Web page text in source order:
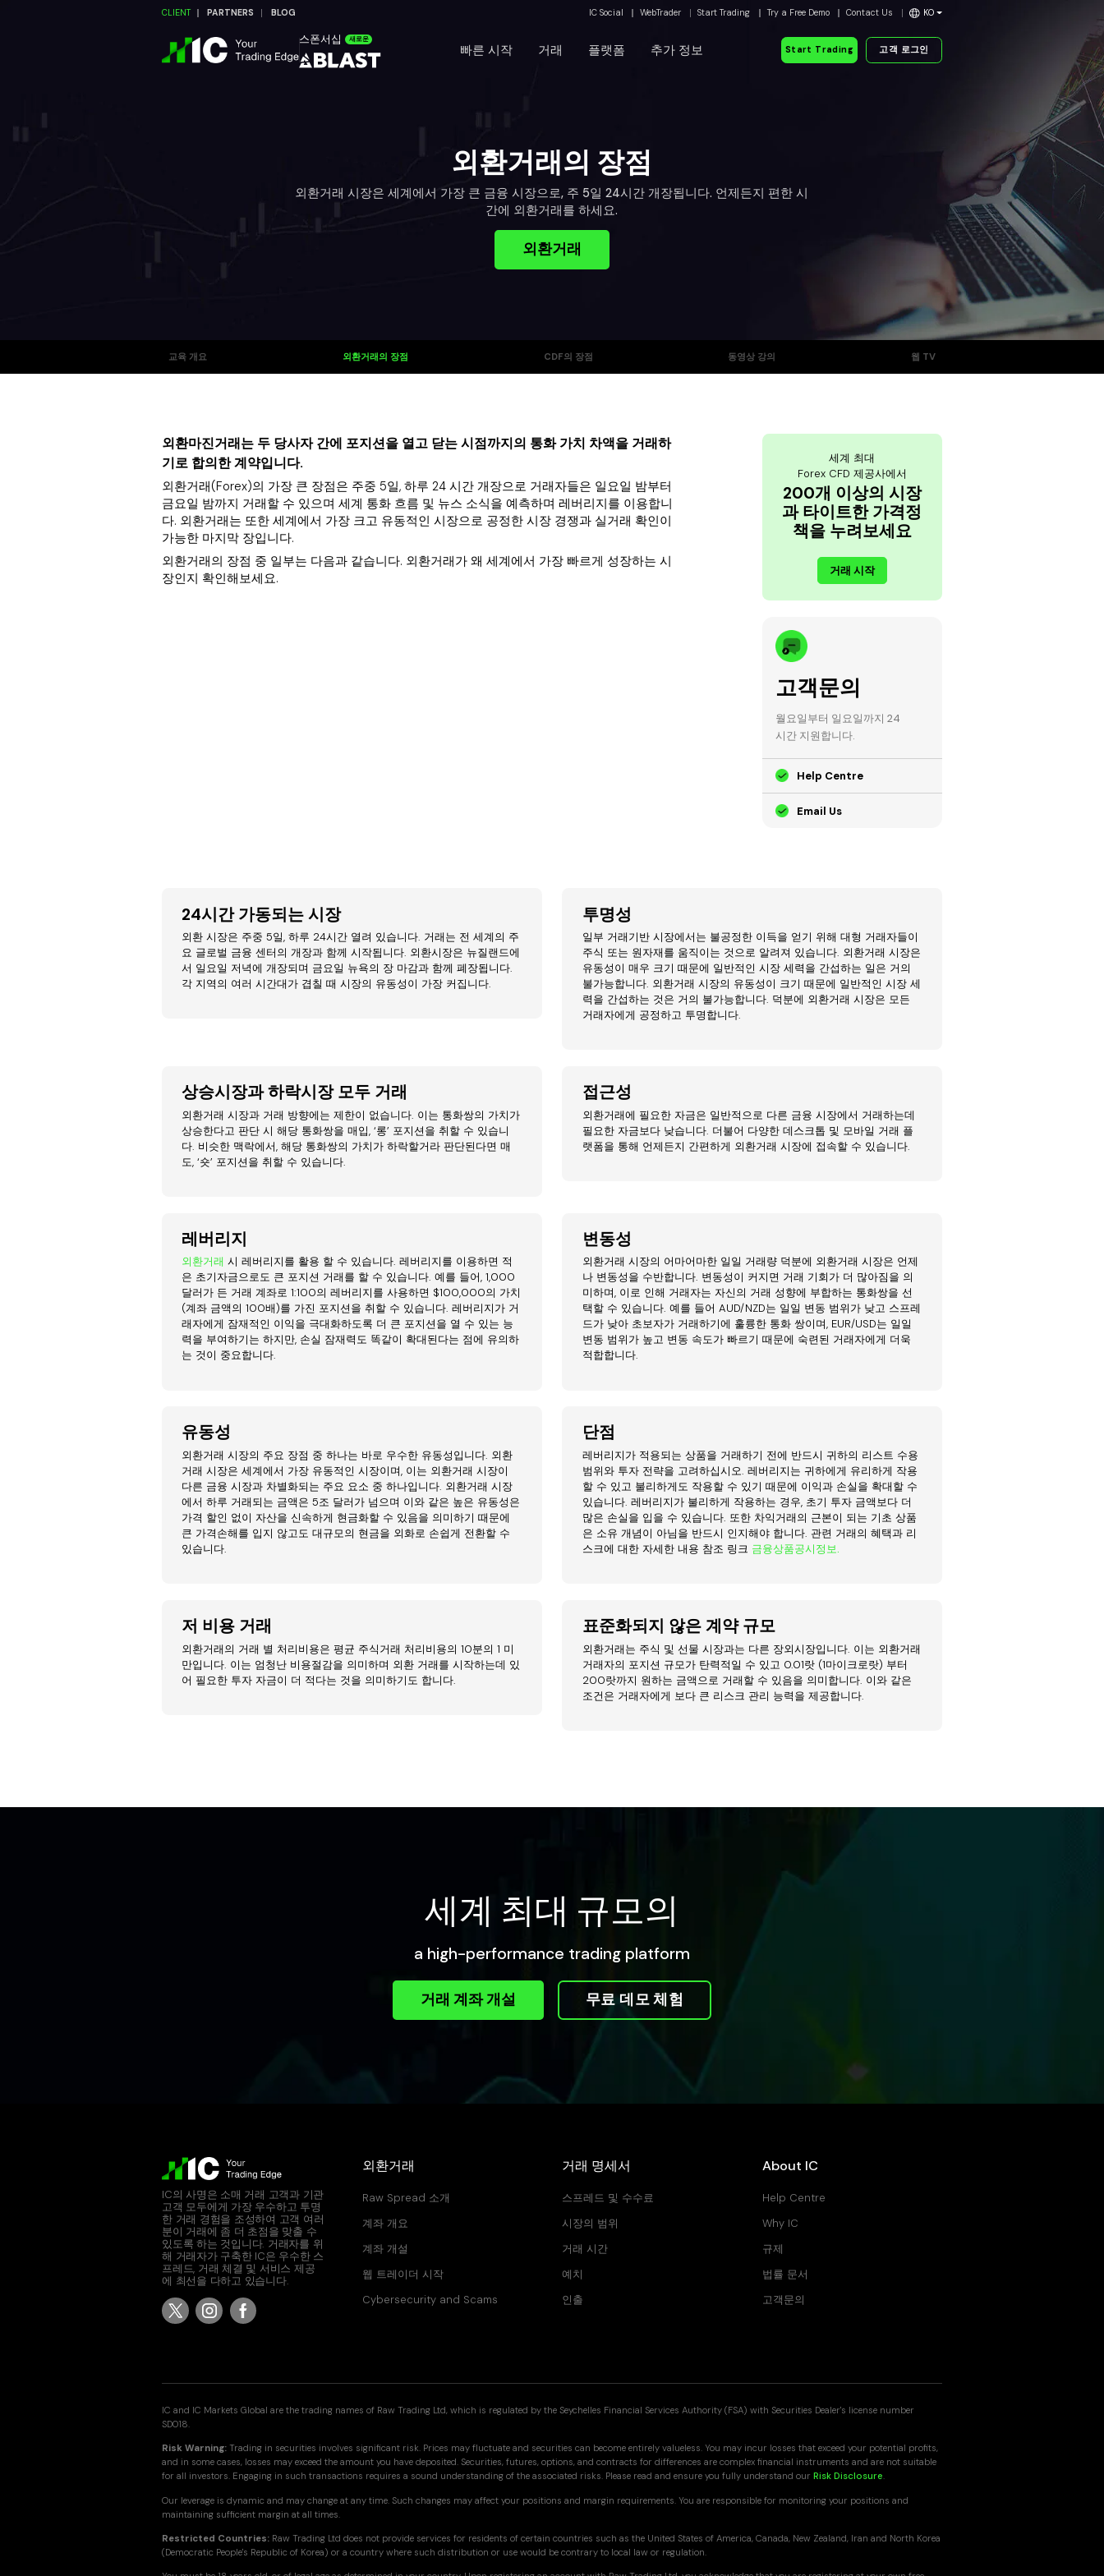
CLIENT PARTNERS BLOG IC Social WebTrader Start Trading Try a Free Demo Contact Us KO
스폰서십 새로운
빠른 시작 거래 플랫폼 추가 정보 Start Trading 고객 로그인
외환거래의 장점
외환거래 시장은 세계에서 가장 큰 금융 시장으로, 주 5일 24시간 개장됩니다. 언제든지 편한 시
간에 외환거래를 하세요.
외환거래
교육 개요 외환거래의 장점 CDF의 장점 동영상 강의 웹 TV
외환마진거래는 두 당사자 간에 포지션을 열고 닫는 시점까지의 통화 가치 차액을 거래하
기로 합의한 계약입니다.
외환거래(Forex)의 가장 큰 장점은 주중 5일, 하루 24 시간 개장으로 거래자들은 일요일 밤부터
금요일 밤까지 거래할 수 있으며 세계 통화 흐름 및 뉴스 소식을 예측하며 레버리지를 이용합니
다. 외환거래는 또한 세계에서 가장 크고 유동적인 시장으로 공정한 시장 경쟁과 실거래 확인이
가능한 마지막 장입니다.
외환거래의 장점 중 일부는 다음과 같습니다. 외환거래가 왜 세계에서 가장 빠르게 성장하는 시
장인지 확인해보세요.
세계 최대
Forex CFD 제공사에서
200개 이상의 시장
과 타이트한 가격정
책을 누려보세요
거래 시작
고객문의
월요일부터 일요일까지 24
시간 지원합니다.
Help Centre
Email Us
24시간 가동되는 시장
외환 시장은 주중 5일, 하루 24시간 열려 있습니다. 거래는 전 세계의 주
요 글로벌 금융 센터의 개장과 함께 시작됩니다. 외환시장은 뉴질랜드에
서 일요일 저녁에 개장되며 금요일 뉴욕의 장 마감과 함께 폐장됩니다.
각 지역의 여러 시간대가 겹칠 때 시장의 유동성이 가장 커집니다.
투명성
일부 거래기반 시장에서는 불공정한 이득을 얻기 위해 대형 거래자들이
주식 또는 원자재를 움직이는 것으로 알려져 있습니다. 외환거래 시장은
유동성이 매우 크기 때문에 일반적인 시장 세력을 간섭하는 일은 거의
불가능합니다. 외환거래 시장의 유동성이 크기 때문에 일반적인 시장 세
력을 간섭하는 것은 거의 불가능합니다. 덕분에 외환거래 시장은 모든
거래자에게 공정하고 투명합니다.
상승시장과 하락시장 모두 거래
외환거래 시장과 거래 방향에는 제한이 없습니다. 이는 통화쌍의 가치가
상승한다고 판단 시 해당 통화쌍을 매입, ‘롱’ 포지션을 취할 수 있습니
다. 비슷한 맥락에서, 해당 통화쌍의 가치가 하락할거라 판단된다면 매
도, ‘숏’ 포지션을 취할 수 있습니다.
접근성
외환거래에 필요한 자금은 일반적으로 다른 금융 시장에서 거래하는데
필요한 자금보다 낮습니다. 더불어 다양한 데스크톱 및 모바일 거래 플
랫폼을 통해 언제든지 간편하게 외환거래 시장에 접속할 수 있습니다.
레버리지
외환거래 시 레버리지를 활용 할 수 있습니다. 레버리지를 이용하면 적
은 초기자금으로도 큰 포지션 거래를 할 수 있습니다. 예를 들어, 1,000
달러가 든 거래 계좌로 1:100의 레버리지를 사용하면 $100,000의 가치
(계좌 금액의 100배)를 가진 포지션을 취할 수 있습니다. 레버리지가 거
래자에게 잠재적인 이익을 극대화하도록 더 큰 포지션을 열 수 있는 능
력을 부여하기는 하지만, 손실 잠재력도 똑같이 확대된다는 점에 유의하
는 것이 중요합니다.
변동성
외환거래 시장의 어마어마한 일일 거래량 덕분에 외환거래 시장은 언제
나 변동성을 수반합니다. 변동성이 커지면 거래 기회가 더 많아짐을 의
미하며, 이로 인해 거래자는 자신의 거래 성향에 부합하는 통화쌍을 선
택할 수 있습니다. 예를 들어 AUD/NZD는 일일 변동 범위가 낮고 스프레
드가 낮아 초보자가 거래하기에 훌륭한 통화 쌍이며, EUR/USD는 일일
변동 범위가 높고 변동 속도가 빠르기 때문에 숙련된 거래자에게 더욱
적합합니다.
유동성
외환거래 시장의 주요 장점 중 하나는 바로 우수한 유동성입니다. 외환
거래 시장은 세계에서 가장 유동적인 시장이며, 이는 외환거래 시장이
다른 금융 시장과 차별화되는 주요 요소 중 하나입니다. 외환거래 시장
에서 하루 거래되는 금액은 5조 달러가 넘으며 이와 같은 높은 유동성은
가격 할인 없이 자산을 신속하게 현금화할 수 있음을 의미하기 때문에
큰 가격손해를 입지 않고도 대규모의 현금을 외화로 손쉽게 전환할 수
있습니다.
단점
레버리지가 적용되는 상품을 거래하기 전에 반드시 귀하의 리스트 수용
범위와 투자 전략을 고려하십시오. 레버리지는 귀하에게 유리하게 작용
할 수 있고 불리하게도 작용할 수 있기 때문에 이익과 손실을 확대할 수
있습니다. 레버리지가 불리하게 작용하는 경우, 초기 투자 금액보다 더
많은 손실을 입을 수 있습니다. 또한 차익거래의 근본이 되는 기초 상품
은 소유 개념이 아님을 반드시 인지해야 합니다. 관련 거래의 혜택과 리
스크에 대한 자세한 내용 참조 링크 금융상품공시정보.
저 비용 거래
외환거래의 거래 별 처리비용은 평균 주식거래 처리비용의 10분의 1 미
만입니다. 이는 엄청난 비용절감을 의미하며 외환 거래를 시작하는데 있
어 필요한 투자 자금이 더 적다는 것을 의미하기도 합니다.
표준화되지 않은 계약 규모
외환거래는 주식 및 선물 시장과는 다른 장외시장입니다. 이는 외환거래
거래자의 포지션 규모가 탄력적일 수 있고 0.01랏 (1마이크로랏) 부터
200랏까지 원하는 금액으로 거래할 수 있음을 의미합니다. 이와 같은
조건은 거래자에게 보다 큰 리스크 관리 능력을 제공합니다.
세계 최대 규모의
a high-performance trading platform
거래 계좌 개설 무료 데모 체험
IC의 사명은 소매 거래 고객과 기관
고객 모두에게 가장 우수하고 투명
한 거래 경험을 조성하여 고객 여러
분이 거래에 좀 더 초점을 맞출 수
있도록 하는 것입니다. 거래자를 위
해 거래자가 구축한 IC은 우수한 스
프레드, 거래 체결 및 서비스 제공
에 최선을 다하고 있습니다.
외환거래
Raw Spread 소개
계좌 개요
계좌 개설
웹 트레이더 시작
Cybersecurity and Scams
거래 명세서
스프레드 및 수수료
시장의 범위
거래 시간
예치
인출
About IC
Help Centre
Why IC
규제
법률 문서
고객문의
IC and IC Markets Global are the trading names of Raw Trading Ltd, which is regulated by the Seychelles Financial Services Authority (FSA) with Securities Dealer's license number
SD018.
Risk Warning: Trading in securities involves significant risk. Prices may fluctuate and securities can become entirely valueless. You may incur losses that exceed your potential profits,
and in some cases, losses may exceed the amount you have deposited. Securities, futures, options, and contracts for differences are complex financial instruments and are not suitable
for all investors. Engaging in such transactions requires a sound understanding of the associated risks. Please read and ensure you fully understand ourRisk Disclosure.
Our leverage is dynamic and may change at any time. Such changes may affect your positions and margin requirements. You are responsible for monitoring your positions and
maintaining sufficient margin at all times.
Restricted Countries: Raw Trading Ltd does not provide services for residents of certain countries such as the United States of America, Canada, New Zealand, Iran and North Korea
(Democratic People's Republic of Korea) or a country where such distribution or use would be contrary to local law or regulation.